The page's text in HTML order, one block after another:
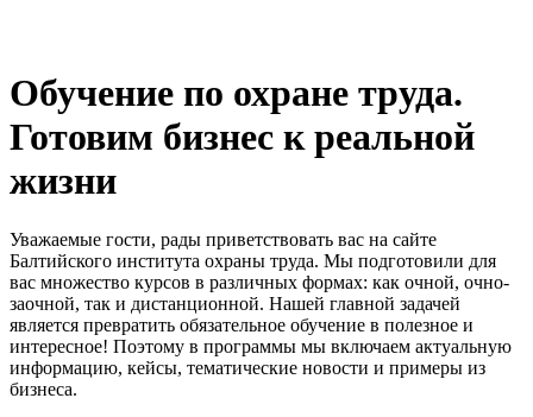
Обучение по охране труда.
Готовим бизнес к реальной
жизни
Уважаемые гости, рады приветствовать вас на сайте
Балтийского института охраны труда. Мы подготовили для
вас множество курсов в различных формах: как очной, очно-
заочной, так и дистанционной. Нашей главной задачей
является превратить обязательное обучение в полезное и
интересное! Поэтому в программы мы включаем актуальную
информацию, кейсы, тематические новости и примеры из
бизнеса.